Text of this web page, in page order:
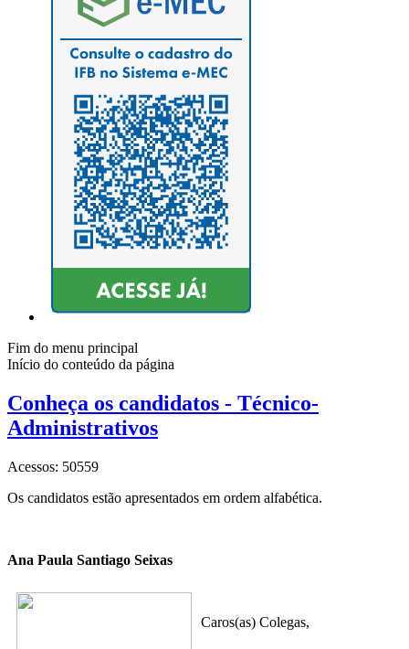
Fim do menu principal
Início do conteúdo da página
Conheça os candidatos - Técnico-
Administrativos
Acessos: 50559
Os candidatos estão apresentados em ordem alfabética.
Ana Paula Santiago Seixas
Caros(as) Colegas,